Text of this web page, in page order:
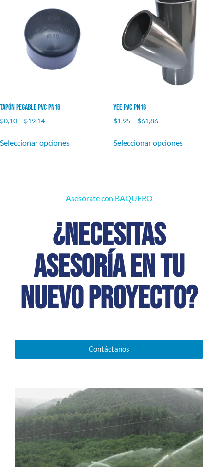
Tapón pegable PVC PN16
$0,10 – $19,14
Seleccionar opciones
Yee PVC PN16
$1,95 – $61,86
Seleccionar opciones
Asesórate con BAQUERO
¿Necesitas
asesoría en tu
nuevo proyecto?
Contáctanos